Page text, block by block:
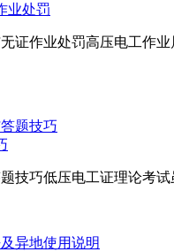
业处罚
证作业处罚高压电工作
技巧低压电工证理论考